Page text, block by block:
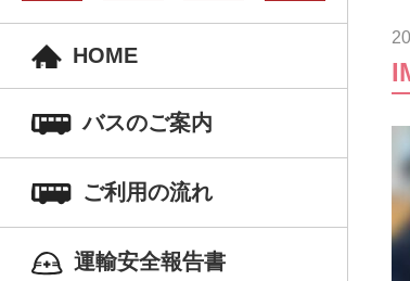
HOME
バスのご案内
ご利用の流れ
運輸安全報告書